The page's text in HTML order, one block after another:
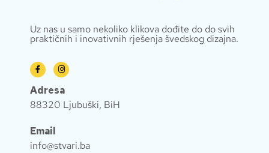
Uz nas u samo nekoliko klikova dođite do do svih
praktičnih i inovativnih rješenja švedskog dizajna.
Adresa
88320 Ljubuški, BiH
Email
info@stvari.ba